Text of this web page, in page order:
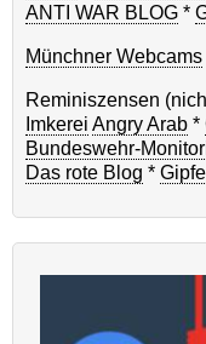
ANTI WAR BLOG *
Münchner Webcams
Reminiszensen
Imkerei Angry Arab *
Bundeswehr-
Das rote Blog *